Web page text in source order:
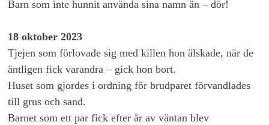
Barn som inte hunnit använda sina namn än – dör!
18 oktober 2023
Tjejen som förlovade sig med killen hon älskade, när de
äntligen fick varandra – gick hon bort.
Huset som gjordes i ordning för brudparet förvandlades
till grus och sand.
Barnet som ett par fick efter år av väntan blev